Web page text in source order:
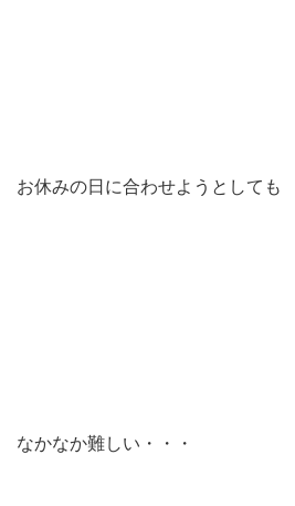
お休みの日に合わせようとしても
なかなか難しい・・・